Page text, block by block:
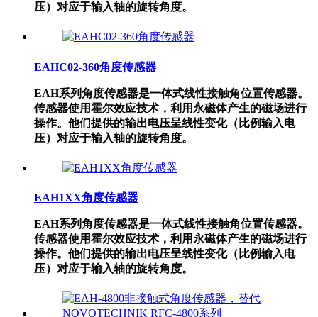
压）对应于输入轴的旋转角度。
EAHC02-360角度传感器
EAH系列角度传感器是一体式线性接触角位置传感器。
传感器使用霍尔效应技术，利用永磁体产生的磁场进行
操作。他们提供的输出电压呈线性变化（比例输入电
压）对应于输入轴的旋转角度。
EAH1XX角度传感器
EAH系列角度传感器是一体式线性接触角位置传感器。
传感器使用霍尔效应技术，利用永磁体产生的磁场进行
操作。他们提供的输出电压呈线性变化（比例输入电
压）对应于输入轴的旋转角度。